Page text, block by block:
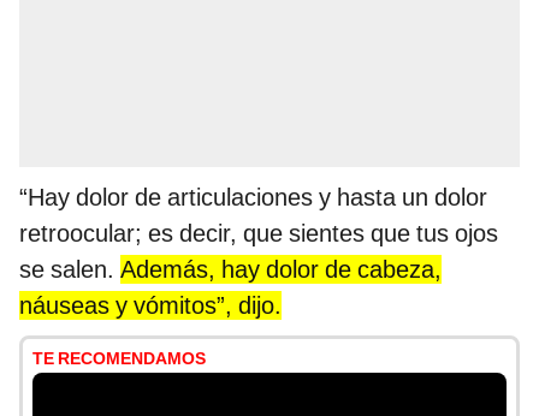
“Hay dolor de articulaciones y hasta un dolor
retroocular; es decir, que sientes que tus ojos
se salen. Además, hay dolor de cabeza,
náuseas y vómitos”, dijo.
TE RECOMENDAMOS